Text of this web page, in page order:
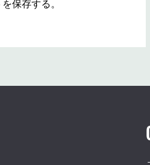
保存する。